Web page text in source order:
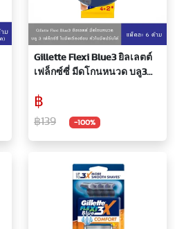
Gillette Flexi Blue3 ยิลเลตต์
เฟล็กซ์ซี่ มีดโกนหนวด บลู3
฿
฿139 -100%